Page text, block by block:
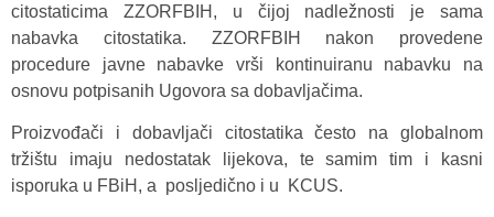
citostaticima ZZORFBIH, u čijoj nadležnosti je sama
nabavka citostatika. ZZORFBIH nakon provedene
procedure javne nabavke vrši kontinuiranu nabavku na
osnovu potpisanih Ugovora sa dobavljačima.
Proizvođači i dobavljači citostatika često na globalnom
tržištu imaju nedostatak lijekova, te samim tim i kasni
isporuka u FBiH, a posljedično i u KCUS.